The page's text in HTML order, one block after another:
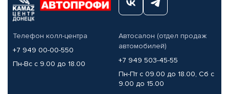
Телефон колл-центра
+7 949 00-00-550
Пн-Вс с 9.00 до 18.00
Автосалон (отдел продаж
автомобилей)
+7 949 503-45-55
Пн-Пт с 09.00 до 18.00, Сб с
9.00 до 15.00